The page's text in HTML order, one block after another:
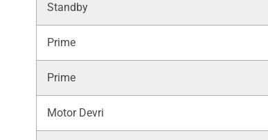
Standby
Prime
Prime
Motor Devri